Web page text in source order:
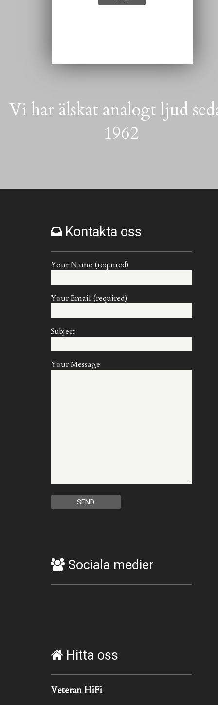
Vi har älskat analogt ljud
1962
Kontakta oss
Your Name (required)
Your Email (required)
Subject
Your Message
Sociala medier
Hitta oss
Veteran HiFi